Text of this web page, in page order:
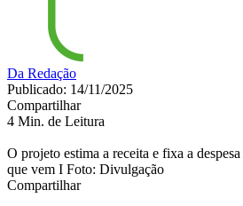
Da Redação
Publicado: 14/11/2025
Compartilhar
4 Min. de Leitura
O projeto estima a receita e fixa a
que vem I Foto: Divulgação
Compartilhar